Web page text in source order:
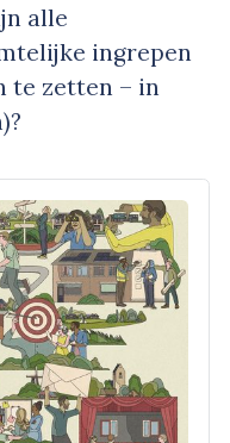
alle
ingrepen
te zetten – in